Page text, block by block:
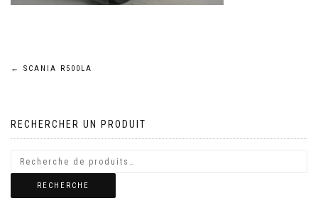
Navigation
l’article
← SCANIA R500LA
RECHERCHER UN PRODUIT
RECHERCHE